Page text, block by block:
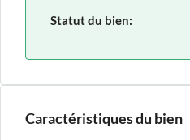
Statut du bien:
Caractéristiques du bien